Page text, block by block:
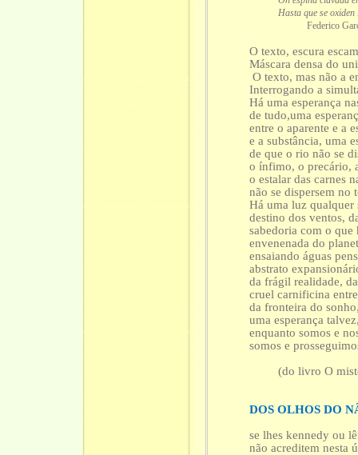
Hasta que se oxiden
Federico García
O texto, escura
Máscara densa do
O texto, mas não a
Interrogando a
Há uma esperança
de tudo,uma
entre o aparente e a
e a substância, uma
de que o rio não se
o ínfimo, o precário,
o estalar das carnes
não se dispersem no
Há uma luz qualquer
destino dos ventos,
sabedoria com o
envenenada do
ensaiando águas
abstrato
da frágil realidade,
cruel carnificina
da fronteira do
uma esperança
enquanto somos e
somos e
(do livro O
DOS OLHOS DO
se lhes kennedy ou
não acreditem nesta